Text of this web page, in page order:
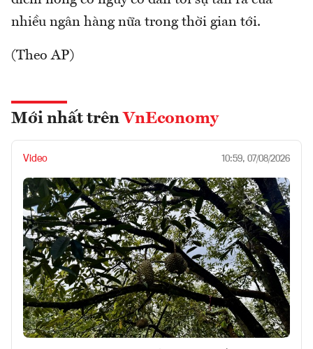
nhiều ngân hàng nữa trong thời gian tới.
(Theo AP)
Mới nhất trên VnEconomy
Video 10:59, 07/08/2026